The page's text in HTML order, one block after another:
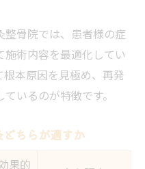
骨院では、患者様の症
術内容を最適化してい
本原因を見極め、再発
いるのが特徴です。
ちらが適すか
果的